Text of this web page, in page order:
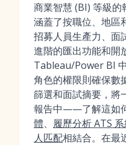
商業智慧 (BI) 等級的
涵蓋了按職位、地區
招募人員生產力、面
進階的匯出功能和開
Tableau/Power BI
角色的權限則確保數
篩選和面試摘要，將
報告中——了解這如
體、 履歷分析 ATS
人匹配相結合。在最